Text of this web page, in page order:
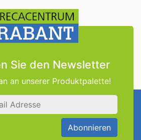
Sie den Newsletter
an unserer Produktpalette!
Abonnieren